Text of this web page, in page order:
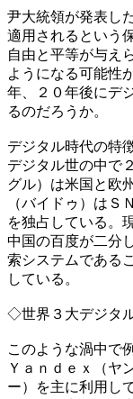
尹大統領が発表し
適用されるという
自由と平等が与え
ようになる可能性
年、２０年後にデ
るのだろうか。
デジタル時代の特
デジタル世の中で
グル）は米国と欧
（バイドゥ）はＳ
を独占している。
中国の百度が二分
索システムである
している。
◇世界３大デジタ
このような渦中で
Ｙａｎｄｅｘ（ヤ
ー）を主に利用し